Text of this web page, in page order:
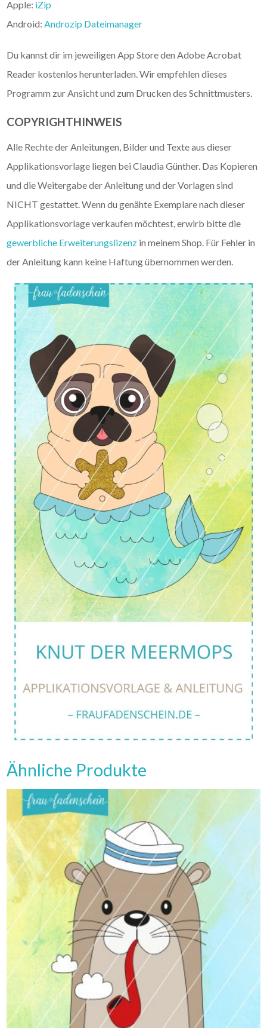
Apple: iZip
Android: Androzip Dateimanager
Du kannst dir im jeweiligen App Store den Adobe Acrobat
Reader kostenlos herunterladen. Wir empfehlen dieses
Programm zur Ansicht und zum Drucken des Schnittmusters.
COPYRIGHTHINWEIS
Alle Rechte der Anleitungen, Bilder und Texte aus dieser
Applikationsvorlage liegen bei Claudia Günther. Das Kopieren
und die Weitergabe der Anleitung und der Vorlagen sind
NICHT gestattet. Wenn du genähte Exemplare nach dieser
Applikationsvorlage verkaufen möchtest, erwirb bitte die
gewerbliche Erweiterungslizenz in meinem Shop. Für Fehler in
der Anleitung kann keine Haftung übernommen werden.
Ähnliche Produkte